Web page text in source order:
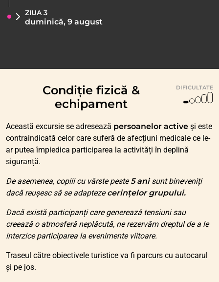
ZIUA 3
duminică, 9 august
Condiție fizică &
echipament
DIFICULTATE
Această excursie se adresează persoanelor active și este
contraindicată celor care suferă de afecțiuni medicale ce le-
ar putea împiedica participarea la activități în deplină
siguranță.
De asemenea, copiii cu vârste peste5 anisunt bineveniți
dacă reușesc să se adaptezecerințelor grupului.
Dacă există participanți care generează tensiuni sau
creează o atmosferă neplăcută, ne rezervăm dreptul de a le
interzice participarea la evenimente viitoare.
Traseul către obiectivele turistice va fi parcurs cu autocarul
și pe jos.